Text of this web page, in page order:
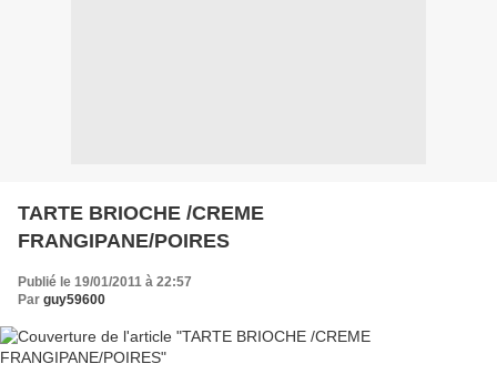
TARTE BRIOCHE /CREME
FRANGIPANE/POIRES
Publié le 19/01/2011 à 22:57
Par guy59600